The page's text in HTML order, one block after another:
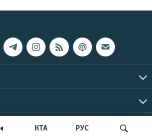
КТА РУС
© Крим.Реалії, 2026 | Усі права застережено.